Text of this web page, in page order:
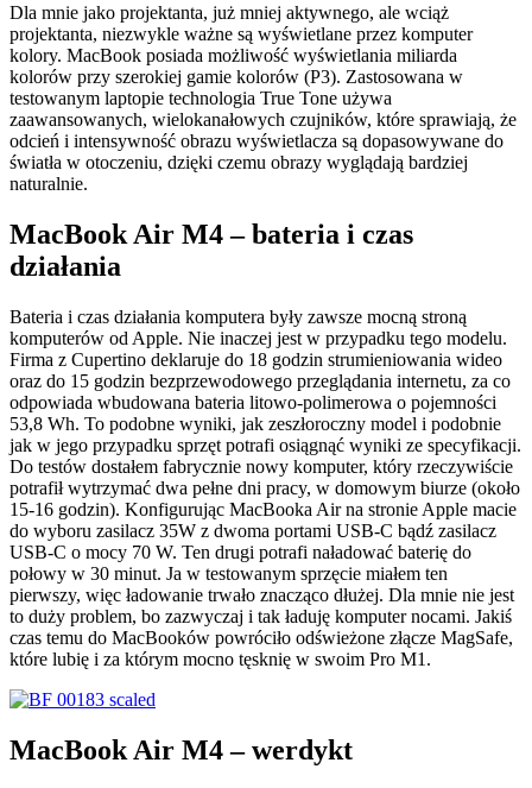
Dla mnie jako projektanta, już mniej aktywnego, ale wciąż
projektanta, niezwykle ważne są wyświetlane przez komputer
kolory. MacBook posiada możliwość wyświetlania miliarda
kolorów przy szerokiej gamie kolorów (P3). Zastosowana w
testowanym laptopie technologia True Tone używa
zaawansowanych, wielokanałowych czujników, które sprawiają, że
odcień i intensywność obrazu wyświetlacza są dopasowywane do
światła w otoczeniu, dzięki czemu obrazy wyglądają bardziej
naturalnie.
MacBook Air M4 – bateria i czas
działania
Bateria i czas działania komputera były zawsze mocną stroną
komputerów od Apple. Nie inaczej jest w przypadku tego modelu.
Firma z Cupertino deklaruje do 18 godzin strumieniowania wideo
oraz do 15 godzin bezprzewodowego przeglądania internetu, za co
odpowiada wbud­owana bateria litowo-polimerowa o pojemności
53,8 Wh. To podobne wyniki, jak zeszłoroczny model i podobnie
jak w jego przypadku sprzęt potrafi osiągnąć wyniki ze specyfikacji.
Do testów dostałem fabrycznie nowy komputer, który rzeczywiście
potrafił wytrzymać dwa pełne dni pracy, w domowym biurze (około
15-16 godzin). Konfigurując MacBooka Air na stronie Apple macie
do wyboru zasilacz 35W z dwoma portami USB-C bądź zasilacz
USB-C o mocy 70 W. Ten drugi potrafi naładować baterię do
połowy w 30 minut. Ja w testowanym sprzęcie miałem ten
pierwszy, więc ładowanie trwało znacząco dłużej. Dla mnie nie jest
to duży problem, bo zazwyczaj i tak ładuję komputer nocami. Jakiś
czas temu do MacBooków powróciło odświeżone złącze MagSafe,
które lubię i za którym mocno tęsknię w swoim Pro M1.
MacBook Air M4 – werdykt